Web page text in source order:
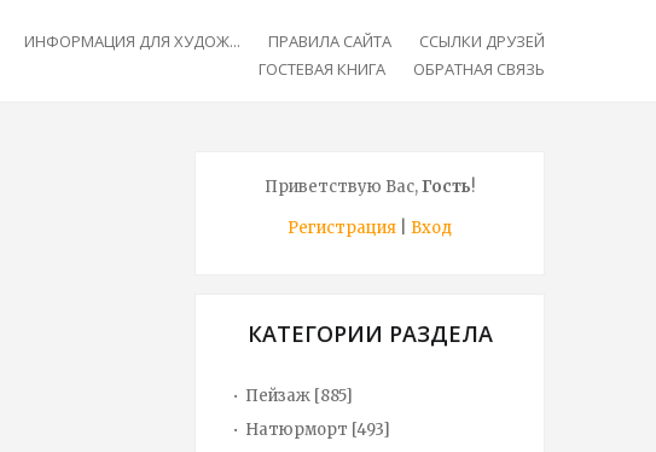
ИНФОРМАЦИЯ ДЛЯ ХУДОЖ... ПРАВИЛА САЙТА
ССЫЛКИ ДРУЗЕЙ
ГОСТЕВАЯ КНИГА
ОБРАТНАЯ СВЯЗЬ
Приветствую Вас,Гость!
Регистрация
Вход
КАТЕГОРИИ РАЗДЕЛА
Пейзаж [885]
Натюрморт [493]